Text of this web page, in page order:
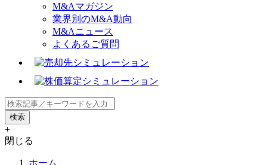
M&Aマガジン
業界別のM&A動向
M&Aニュース
よくあるご質問
+
閉じる
ホーム